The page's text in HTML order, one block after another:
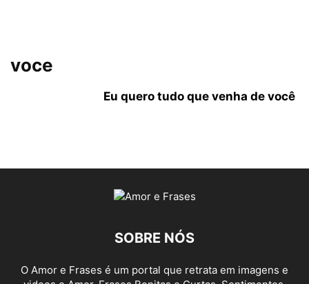
voce
Eu quero tudo que venha de você
SOBRE NÓS
O Amor e Frases é um portal que retrata em imagens e